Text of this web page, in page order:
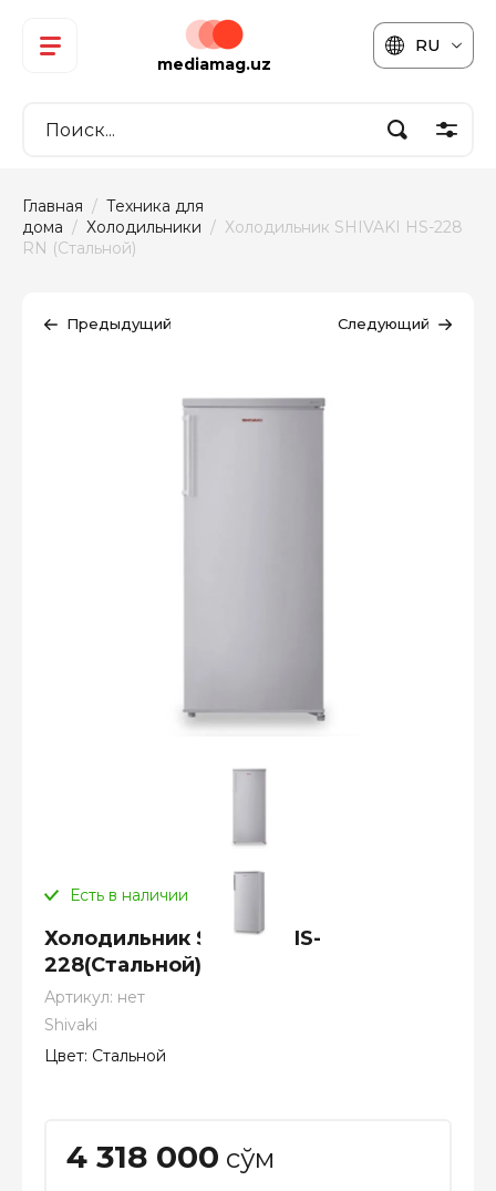
mediamag.uz
RU
Главная / Техника для
дома / Холодильники /  Холодильник SHIVAKI HS-228
RN (Cтальной)
Предыдущий Следующий
Есть в наличии
Холодильник SHIVAKI HS-
228(Cтальной)
Артикул: нет
Shivaki
Цвет: Стальной
4 318 000 сўм